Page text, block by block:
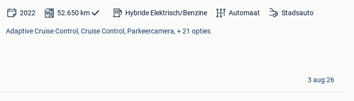
2022 52.650 km Hybride Elektrisch/Benzine Automaat Stadsauto
Adaptive Cruise Control, Cruise Control, Parkeercamera, + 21 opties
3 aug 26